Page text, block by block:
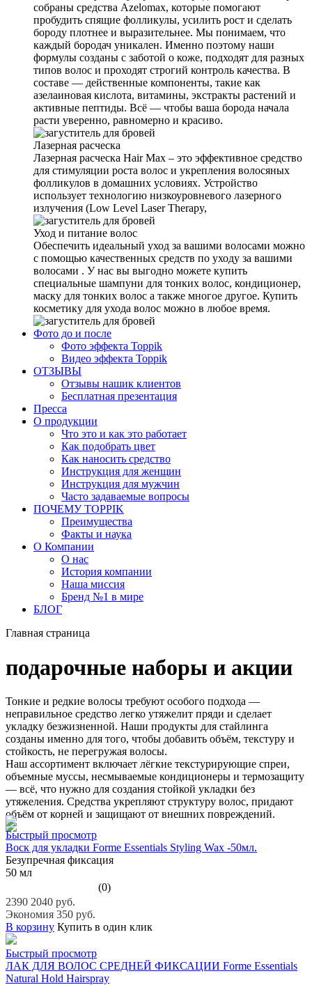
собраны средства Azelomax, которые помогают
пробудить спящие фолликулы, усилить рост и сделать
бороду плотнее и выразительнее. Мы понимаем, что
каждый бородач уникален. Именно поэтому наши
формулы созданы с заботой о коже, подходят для разных
типов волос и проходят строгий контроль качества. В
составе — действенные компоненты, такие как
азелаиновая кислота, витамины, экстракты растений и
активные пептиды. Всё — чтобы ваша борода начала
расти уверенно, равномерно и красиво.
Лазерная расческа
Лазерная расческа Hair Max – это эффективное средство
для стимуляции роста волос и укрепления волосяных
фолликулов в домашних условиях. Устройство
использует технологию низкоуровневого лазерного
излучения (Low Level Laser Therapy,
Уход и питание волос
Обеспечить идеальный уход за вашими волосами можно
с помощью качественных средств по уходу за вашими
волосами . У нас вы выгодно можете купить
специальные шампуни для тонких волос, кондиционер,
маску для тонких волос а также многое другое. Купить
косметику для ухода волос можно в любое время.
Фото до и после
Фото эффекта Toppik
Видео эффекта Toppik
ОТЗЫВЫ
Отзывы нашик клиентов
Бесплатная презентация
Пресса
О продукции
Что это и как это работает
Как подобрать цвет
Как наносить средство
Инструкция для женщин
Инструкция для мужчин
Часто задаваемые вопросы
ПОЧЕМУ TOPPIK
Преимущества
Факты и наука
О Компании
О нас
История компании
Наша миссия
Бренд №1 в мире
БЛОГ
Главная страница
подарочные наборы и акции
Тонкие и редкие волосы требуют особого подхода —
неправильное средство легко утяжелит пряди и сделает
укладку безжизненной. Наши продукты для стайлинга
созданы именно для того, чтобы добавить объём, текстуру и
стойкость, не перегружая волосы.
Наш ассортимент включает лёгкие текстурирующие спреи,
объемные муссы, несмываемые кондиционеры и термозащиту
— всё, что нужно для создания стойкой укладки без
утяжеления. Средства укрепляют структуру волос, придают
объём от корней и защищают от внешних повреждений.
Быстрый просмотр
Воск для укладки Forme Essentials Styling Wax -50мл.
Безупречная фиксация
50 мл
(0)
2390 2040 руб.
Экономия 350 руб.
В корзину Купить в один клик
Быстрый просмотр
ЛАК ДЛЯ ВОЛОС СРЕДНЕЙ ФИКСАЦИИ Forme Essentials
Natural Hold Hairspray